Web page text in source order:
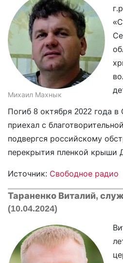
Михаил Махнык
Погиб 8 октября 2022 года в
приехал с
подвергся российскому
перекрытия пленкой крыши
Источник: Свободное радио
Тараненко Виталий,
(10.04.2024)